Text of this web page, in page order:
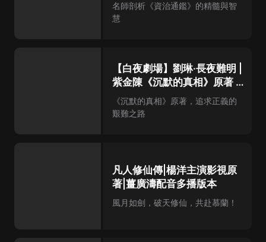
名師剖析《資治通鑑》的精髓與智
慧
【白夜劇場】劉琳·長夜難明 |
紫金陳《沉默的真相》原著 |
壞小孩 | 無證之罪
《沉默的真相》原著，追求正義的
艱難之路
凡人修仙傳|楊洋主演影視原
著|薑廣濤配音多播版本
風月如劍，破天修仙，共赴慕蘭！